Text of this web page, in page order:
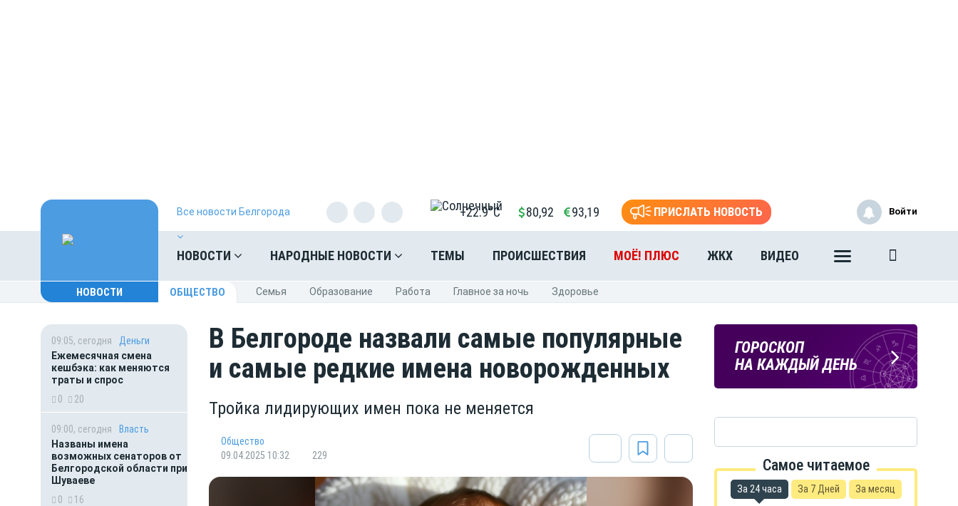
Все новости Белгорода +22.9°C 80,92 93,19 ПРИСЛАТЬ НОВОСТЬ
НОВОСТИ НАРОДНЫЕ НОВОСТИ ТЕМЫ ПРОИСШЕСТВИЯ МОЁ! ПЛЮС ЖКХ ВИДЕО
Войти
НОВОСТИ ОБЩЕСТВО Cемья Oбразование Pабота Главное за ночь Здоровье
09:05, сегодня
Деньги
Ежемесячная смена
кешбэка: как меняются
траты и спрос
0
20
09:00, сегодня
Власть
Названы имена
возможных сенаторов от
Белгородской области при
Шуваеве
0
16
В Белгороде назвали самые популярные
и самые редкие имена новорожденных
Тройка лидирующих имен пока не меняется
Общество
09.04.2025 10:32
229
ГОРОСКОП
НА КАЖДЫЙ ДЕНЬ
ПОГОДА
В БЕЛГОРОДЕ
Подпишись
на тг-канал
«МОЁ! Белгород»
Самое читаемое
За 24 часа За 7 Дней За месяц